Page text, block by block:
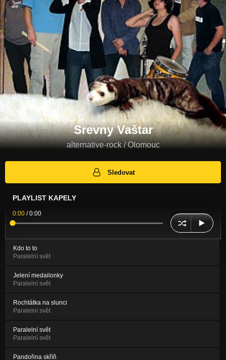
Srevny Vaštar
alternative-rock / Olomouc
Sledovat
PLAYLIST KAPELY
0:00 /0:00
Kdo to to
Paralelní svět
Jelení medailonky
Paralelní svět
Rochtátka na slunci
Paralelní svět
Paralelní svět
Paralelní svět
Pandořina skříň